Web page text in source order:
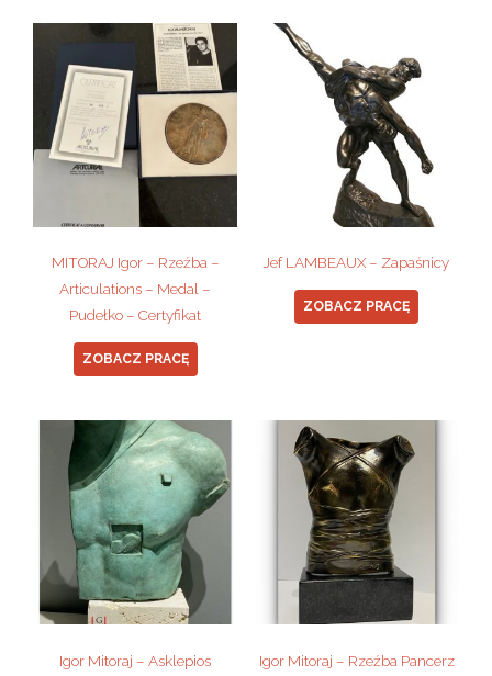
MITORAJ Igor – Rzeźba –
Articulations – Medal –
Pudełko – Certyfikat
ZOBACZ PRACĘ
Jef LAMBEAUX – Zapaśnicy
ZOBACZ PRACĘ
Igor Mitoraj – Asklepios
Igor Mitoraj – Rzeźba Pancerz